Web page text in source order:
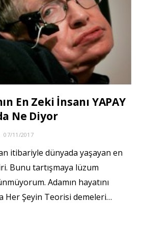
En Zeki İnsanı YAPAY
Ne Diyor
07/11/2017
itibariyle dünyada yaşayan en
Bunu tartışmaya lüzum
Adamın hayatını
Her Şeyin Teorisi demeleri…